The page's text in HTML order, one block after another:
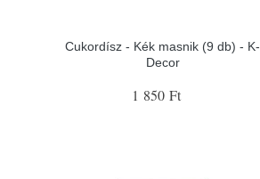
Cukordísz - Kék masnik (9 db) - K-
Decor
1 850 Ft